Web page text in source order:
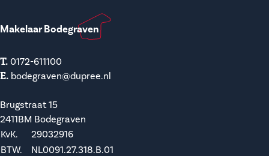
Makelaar Bodegraven
T. 0172-611100
E. bodegraven@dupree.nl
Brugstraat 15
2411BM Bodegraven
KvK.
29032916
BTW.
NL0091.27.318.B.01